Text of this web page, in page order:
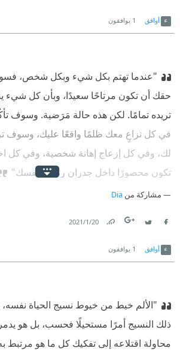
أوافق 1 يوافقون
"عندما تهتم بكل شيء وبكل شخص،
حقك أن تكون مرتاحًا سعيدًا، وبأن كل شيء
تريده تمامًا. لكن هذه حالة مَرَضية. وسوف
في كل نزاعٍ معك ظلمًا واقعًا عليك، وسوف
لك، وفي كل إزعاج إهانة شخصية، وفي كل
تكون محصورًا داخل جدران رثائك لنفسك"
مشاركة من Dia
20‏/1‏/2021
أوافق 1 يوافقون
"الألم خيط من خيوط نسيج الحياة
ذلك النسيج أمرًا مستحيلًا فحسب، بل هو
محاولة اقتلاعه إلى تفكيك كل ما هو مرتبط